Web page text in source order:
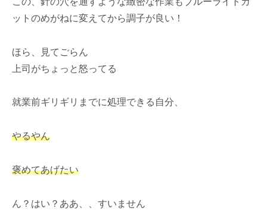
ットのめがねに変えてから調子が良い！
ほら、見てごらん
上司がちょっと怒ってる
就業前ギリギリまでに処理できる自分、
やるやん
褒めてあげたい
ん？はい？ああ、、すいません